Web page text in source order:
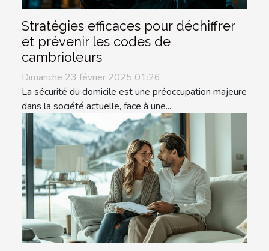
Stratégies efficaces pour déchiffrer
et prévenir les codes de
cambrioleurs
Dimanche 23 février 2025 01:26
La sécurité du domicile est une préoccupation majeure
dans la société actuelle, face à une...